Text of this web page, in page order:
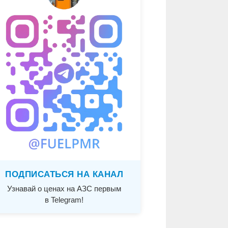
ПОДПИСАТЬСЯ НА КАНАЛ
Узнавай о ценах на АЗС первым
в Telegram!